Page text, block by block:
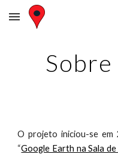
Skip to main content
O projeto iniciou-se
“Google Earth na Sala de